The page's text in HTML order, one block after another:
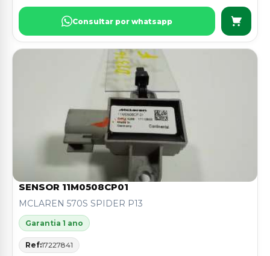
Consultar por whatsapp
SENSOR 11M0508CP01
MCLAREN 570S SPIDER P13
Garantia 1 ano
Ref:17227841